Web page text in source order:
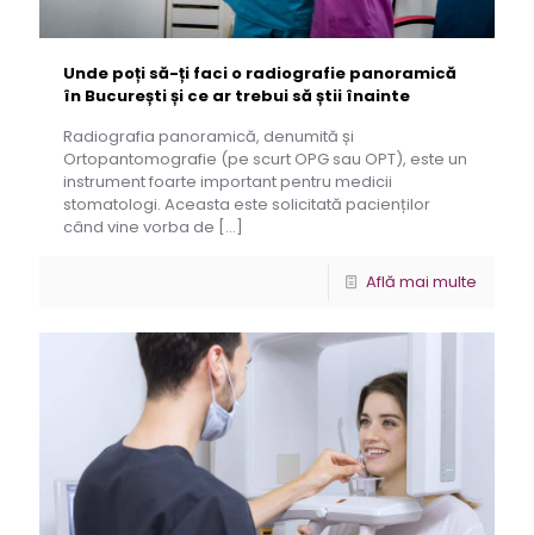
Unde poți să-ți faci o radiografie panoramică
în București și ce ar trebui să știi înainte
Radiografia panoramică, denumită și
Ortopantomografie (pe scurt OPG sau OPT), este un
instrument foarte important pentru medicii
stomatologi. Aceasta este solicitată pacienților
când vine vorba de […]
Află mai multe